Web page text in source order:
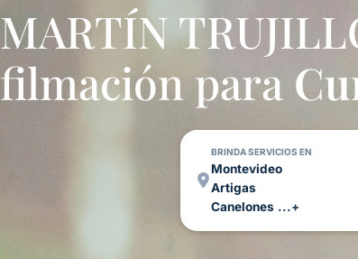
MARTÍN
filmación para
BRINDA SERVICIOS EN
Montevideo
Artigas
Canelones ...+